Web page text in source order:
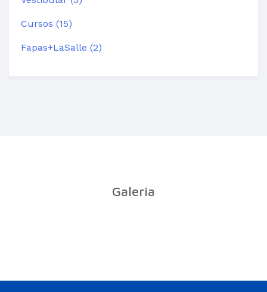
Cursos (15)
Fapas+LaSalle (2)
Galeria